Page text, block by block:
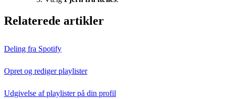
Relaterede artikler
Deling fra Spotify
Opret og rediger playlister
Udgivelse af playlister på din profil